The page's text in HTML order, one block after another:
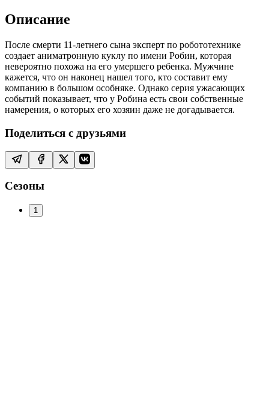
Описание
После смерти 11-летнего сына эксперт по робототехнике
создает аниматронную куклу по имени Робин, которая
невероятно похожа на его умершего ребенка. Мужчине
кажется, что он наконец нашел того, кто составит ему
компанию в большом особняке. Однако серия ужасающих
событий показывает, что у Робина есть свои собственные
намерения, о которых его хозяин даже не догадывается.
Поделиться с друзьями
Сезоны
1